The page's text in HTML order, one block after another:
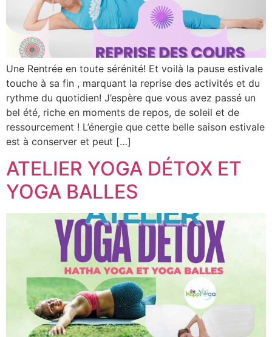
Une Rentrée en toute sérénité! Et voilà la pause estivale
touche à sa fin , marquant la reprise des activités et du
rythme du quotidien! J’espère que vous avez passé un
bel été, riche en moments de repos, de soleil et de
ressourcement ! L’énergie que cette belle saison estivale
est à conserver et peut […]
ATELIER YOGA DÉTOX ET
YOGA BALLES